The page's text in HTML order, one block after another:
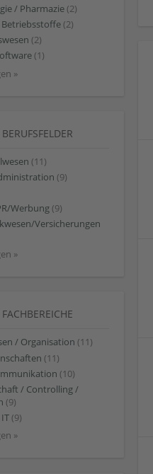
/ Pharmazie (2)
Betriebsstoffe (2)
(2)
(1)
»
(11)
(9)
Werbung (9)
Versicherungen
»
/ Organisation (11)
(11)
(10)
/ Controlling /
(9)
(9)
»